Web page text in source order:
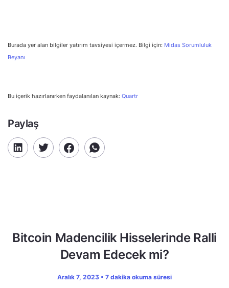
Burada yer alan bilgiler yatırım tavsiyesi içermez. Bilgi için: Midas Sorumluluk
Beyanı
Bu içerik hazırlanırken faydalanılan kaynak: Quartr
Paylaş
Bitcoin Madencilik Hisselerinde Ralli
Devam Edecek mi?
Aralık 7, 2023 • 7 dakika okuma süresi